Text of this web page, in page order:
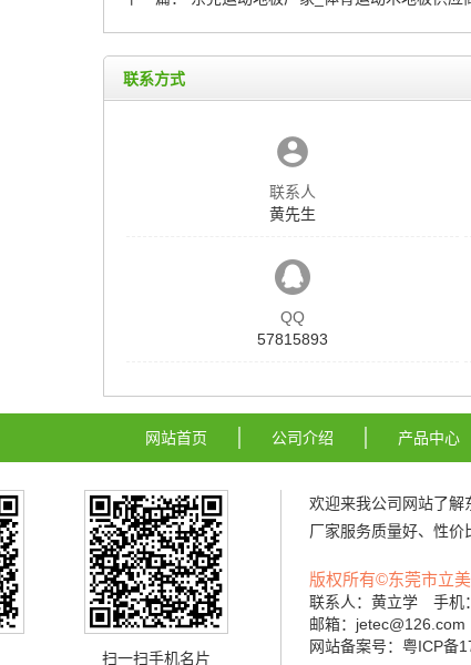
联系方式
联系人
黄先生
QQ
57815893
网站首页 公司介绍 产品中心
扫一扫手机名片
欢迎来我公司网站了解
厂家服务质量好、性价
版权所有©东莞市立
联系人：黄立学 手
邮箱：
网站备案号：粤ICP备